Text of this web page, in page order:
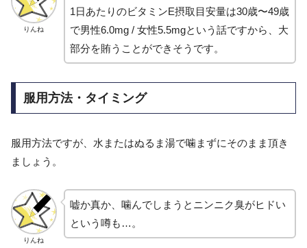
りんね
1日あたりのビタミンE摂取目安量は30歳〜49歳
で男性6.0mg / 女性5.5mgという話ですから、大
部分を賄うことができそうです。
服用方法・タイミング
服用方法ですが、水またはぬるま湯で噛まずにそのまま頂き
ましょう。
りんね
嘘か真か、噛んでしまうとニンニク臭がヒドい
という噂も…。